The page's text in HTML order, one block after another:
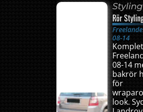
Styling
Rör
08-14
08-14
bakrör
för
look.